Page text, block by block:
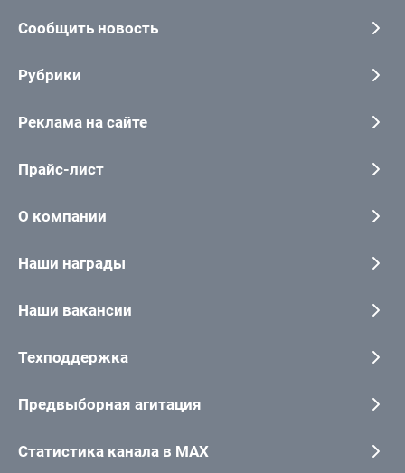
Сообщить новость
Рубрики
Реклама на сайте
Прайс-лист
О компании
Наши награды
Наши вакансии
Техподдержка
Предвыборная агитация
Статистика канала в MAX